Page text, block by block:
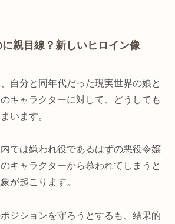
親目線？新しいヒロイン像
自分と同年代だった現実世界の娘と
キャラクターに対して、どうしても
います。
では嫌われ役であるはずの悪役令嬢
キャラクターから慕われてしまうと
が起こります。
ポジションを守ろうとするも、結果的